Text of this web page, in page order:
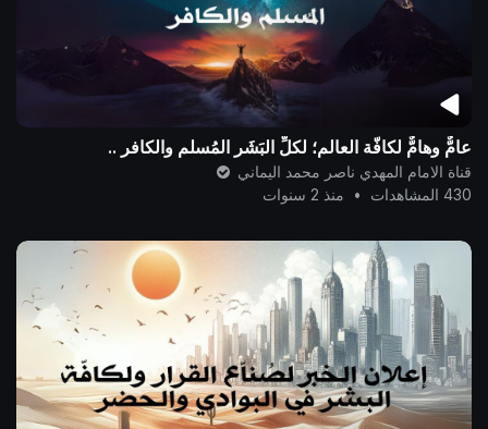
عامٌّ وهامٌّ لكافّة العالم؛ لكلِّ البَشَر المُسلم والكافر ..
قناة الامام المهدي ناصر محمد اليماني
430 المشاهدات
• منذ 2 سنوات